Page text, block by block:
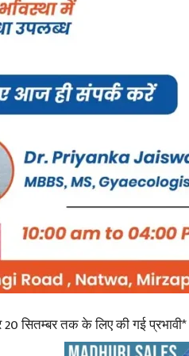
in
Hindi,
Today
सितम्बर तक के लिए की गई प्रभावी*